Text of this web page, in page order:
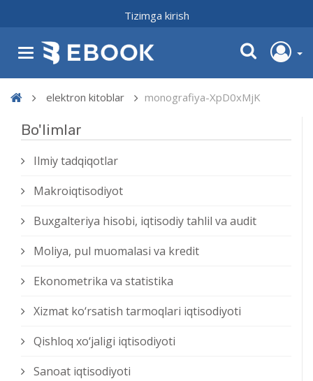
Tizimga kirish
elektron kitoblar monografiya-XpD0xMjK
Bo'limlar
Ilmiy tadqiqotlar
Makroiqtisodiyot
Buxgalteriya hisobi, iqtisodiy tahlil va audit
Moliya, pul muomalasi va kredit
Ekonometrika va statistika
Xizmat kо‘rsatish tarmoqlari iqtisodiyoti
Qishloq xо‘jaligi iqtisodiyoti
Sanoat iqtisodiyoti